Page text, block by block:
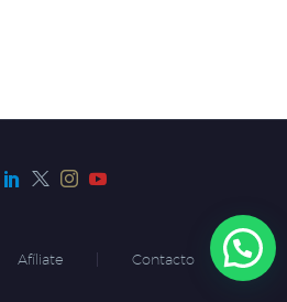
Afíliate Contacto